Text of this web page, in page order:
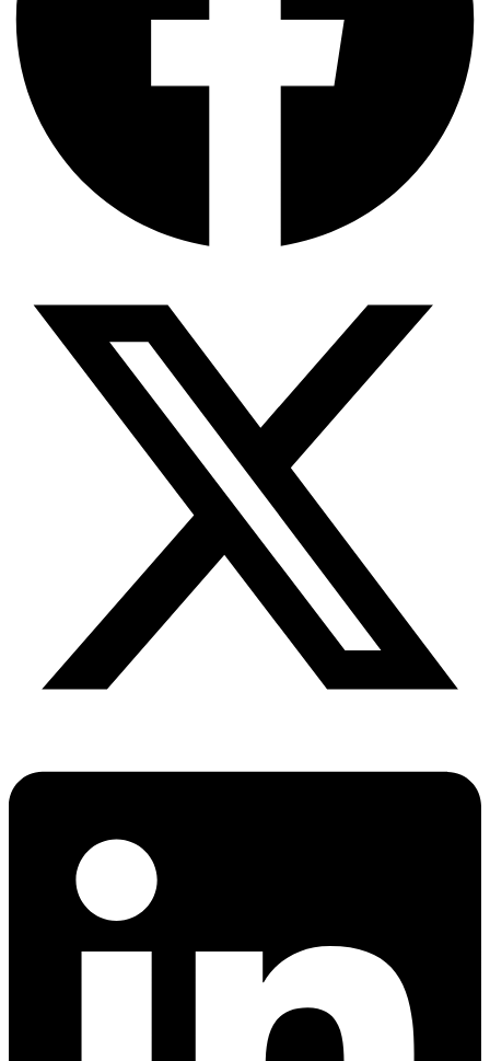
অর্থ পাচারের মহাকাব্য: ১০০ ডলারের…
দক্ষিণ এশিয়ায় ‘জেন-জি’ বিপ্লব: বাংলাদেশ,…